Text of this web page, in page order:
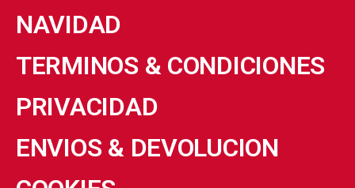
NAVIDAD
TERMINOS & CONDICIONES
PRIVACIDAD
ENVIOS & DEVOLUCION